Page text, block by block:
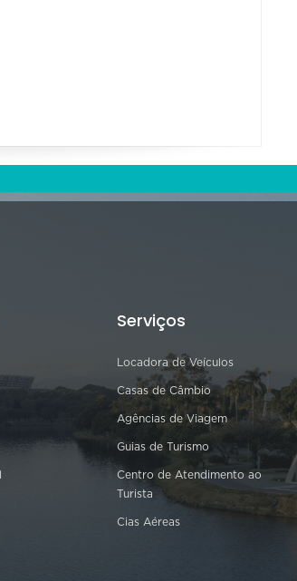
Serviços
Locadora de Veículos
Casas de Câmbio
Agências de Viagem
Guias de Turismo
Centro de Atendimento ao
Turista
Cias Aéreas